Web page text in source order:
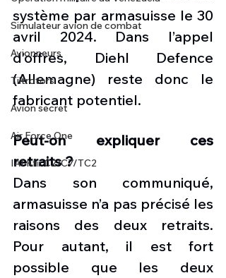
Simulateur avion de combat
Avionneurs
Tiltrotors
Avion secret
Air Force One
IAI Kfir C2/C7/TC2
système par armasuisse le 30
avril 2024. Dans l’appel
d’offres, Diehl Defence
(Allemagne) reste donc le
fabricant potentiel.
Peut-on expliquer ces
retraits ?
Dans son communiqué,
armasuisse n’a pas précisé les
raisons des deux retraits.
Pour autant, il est fort
possible que les deux